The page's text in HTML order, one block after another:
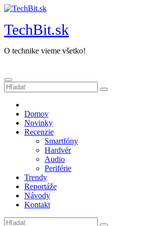
Prejsť
obsah
TechBit.sk
O technike vieme všetko!
Domov
Novinky
Recenzie
Smartfóny
Hardvér
Audio
Periférie
Trendy
Reportáže
Návody
Kontakt